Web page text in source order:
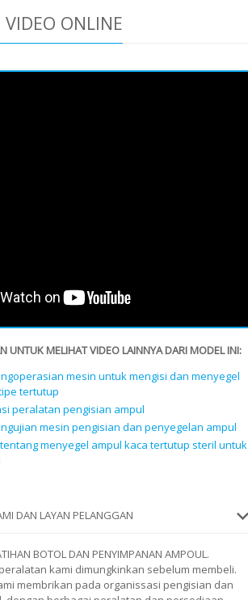
ONLINE
UNTUK MELIHAT VIDEO LAINNYA DARI MODEL INI:
mesin untuk mengisi dan menyegel
tertutup
peralatan pengisian ampul
mesin pengisian dan penyegelan ampul
menyegel ampul kaca tertutup steril untuk
DAN LAYAN PELANGGAN
BOTOL DAN PENYIMPANAN AMPOUL.
kami dimungkinkan sebelum membeli.
membrikan pada organissasi pengisian dan